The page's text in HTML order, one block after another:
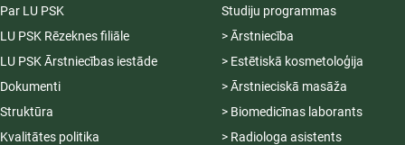
Par LU PSK
LU PSK Rēzeknes filiāle
LU PSK Ārstniecības iestāde
Dokumenti
Struktūra
Kvalitātes politika
Studiju programmas
> Ārstniecība
> Estētiskā kosmetoloģija
> Ārstnieciskā masāža
> Biomedicīnas laborants
> Radiologa asistents